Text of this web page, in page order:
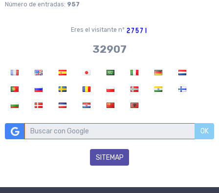
Número de entradas: 957
Eres el visitante nº
37970
OK
SITEMAP